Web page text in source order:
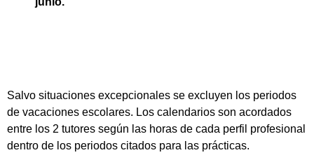
Salvo situaciones excepcionales se excluyen los periodos
de vacaciones escolares. Los calendarios son acordados
entre los 2 tutores según las horas de cada perfil profesional
dentro de los periodos citados para las prácticas.